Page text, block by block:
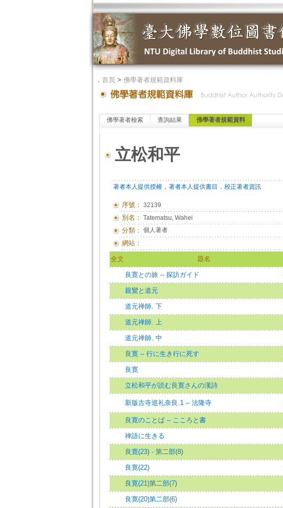
． 首頁> 佛學著者規範資料庫
佛學著者檢索 查詢結果 佛學著者規範資料
立松和平
著者本人提供授權． 著者本人提供書目 ． 校正著者資訊
序號： 32139
別名： Tatematsu, Wahei
分類： 個人著者
網站：
全文 題名
良寛との旅 -- 探訪ガイド
親鸞と道元
道元禅師. 下
道元禅師. 上
道元禅師. 中
良寛 -- 行に生き行に死す
良寛
立松和平が読む良寛さんの漢詩
新版古寺巡礼奈良.1 -- 法隆寺
良寛のことば -- こころと書
禅語に生きる
良寛(23) - 第二部(8)
良寛(22)
良寛(21)第二部(7)
良寛(20)第二部(6)